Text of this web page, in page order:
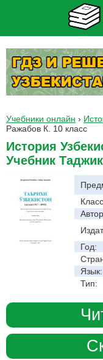
Учебники онлайн ›
Ражабов К. 10 класс
История
Учебник
Год:
Язык:
Тип: